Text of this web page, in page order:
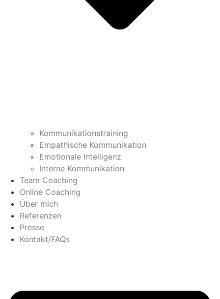
Kommunikationstraining
Empathische Kommunikation
Emotionale Intelligenz
Interne Kommunikation
Team Coaching
Online Coaching
Über mich
Referenzen
Presse
Kontakt/FAQs